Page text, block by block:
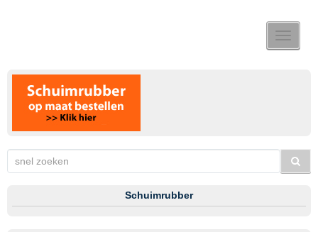
Toggle
Schuimrubber